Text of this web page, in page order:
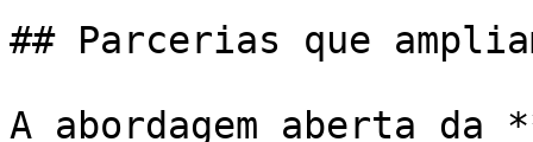
## Parcerias que
A abordagem aberta da